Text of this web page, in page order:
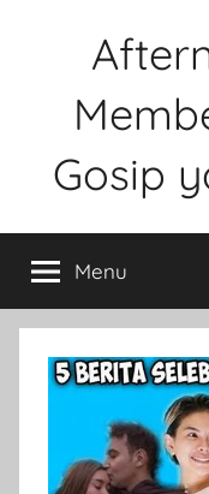
Gosip
Tentang
Ke
Gosipan
Berbagai
Menu